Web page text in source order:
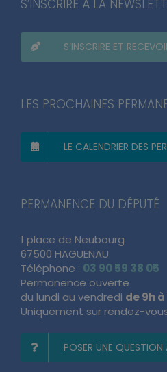
S’INSCRIRE ET
LE CALENDRIER DES
1 place de Neubourg
67500 HAGUENAU
Téléphone :03 90 59 38 05
Permanence ouverte
du lundi au vendredide 9h à
POSER UNE QUESTION